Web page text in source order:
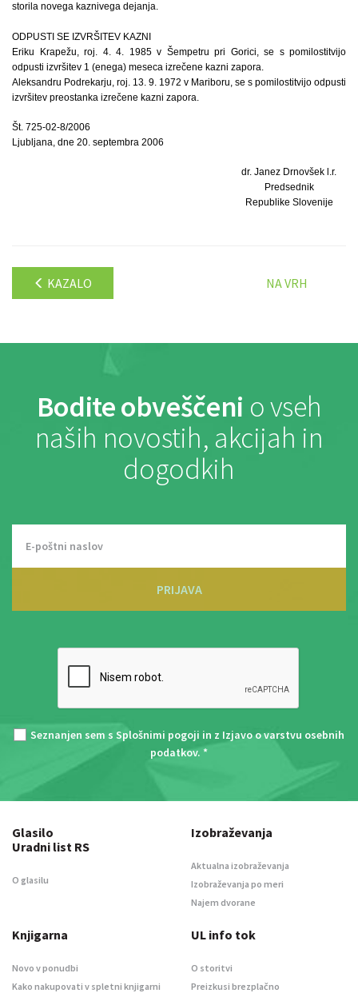
storila novega kaznivega dejanja.
ODPUSTI SE IZVRŠITEV KAZNI
Eriku Krapežu, roj. 4. 4. 1985 v Šempetru pri Gorici, se s pomilostitvijo
odpusti izvršitev 1 (enega) meseca izrečene kazni zapora.
Aleksandru Podrekarju, roj. 13. 9. 1972 v Mariboru, se s pomilostitvijo odpusti
izvršitev preostanka izrečene kazni zapora.
Št. 725-02-8/2006
Ljubljana, dne 20. septembra 2006
dr. Janez Drnovšek l.r.
Predsednik
Republike Slovenije
KAZALO NA VRH
Bodite obveščeni o vseh
naših novostih, akcijah in
dogodkih
PRIJAVA
Seznanjen sem s Splošnimi pogoji in z Izjavo o varstvu osebnih
podatkov. *
Glasilo
Uradni list RS
O glasilu
Izobraževanja
Aktualna izobraževanja
Izobraževanja po meri
Najem dvorane
Knjigarna
Novo v ponudbi
Kako nakupovati v spletni knjigarni
UL info tok
O storitvi
Preizkusi brezplačno